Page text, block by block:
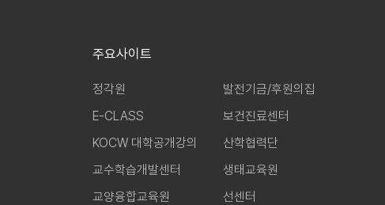
주요사이트
정각원
E-CLASS
KOCW 대학공개강의
교수학습개발센터
교양융합교육원
발전기금/후원의집
보건진료센터
산학협력단
생태교육원
선센터